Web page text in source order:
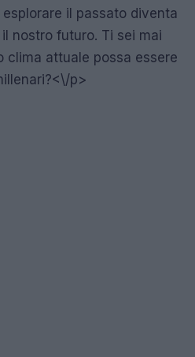
il passato diventa
nostro futuro. Ti sei mai
clima attuale possa essere
p>